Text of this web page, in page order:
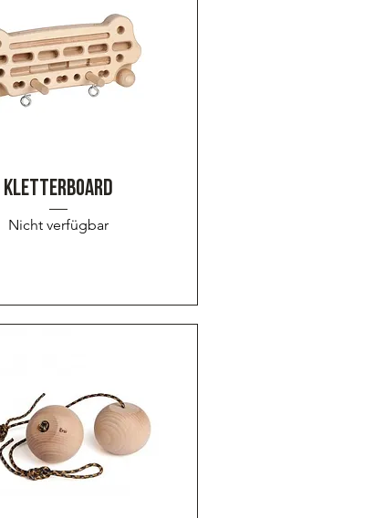
Schnellansicht
KLETTERBOARD
Nicht verfügbar